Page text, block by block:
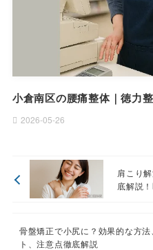
小倉南区の腰痛整体｜徳力
2026-05-26
肩こり
底解説
骨盤矯正で小尻に？効果的な方法
ト、注意点徹底解説